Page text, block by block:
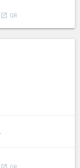
launch QR